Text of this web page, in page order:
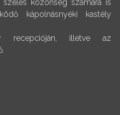
közönség számára is
kápolnásnyéki kastély
recepcióján, illetve az